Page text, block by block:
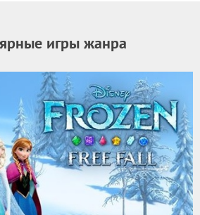
игры жанра